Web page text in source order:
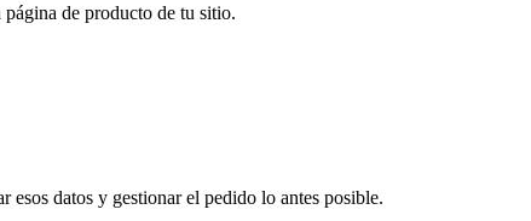
página de producto de tu sitio.
esos datos y gestionar el pedido lo antes posible.